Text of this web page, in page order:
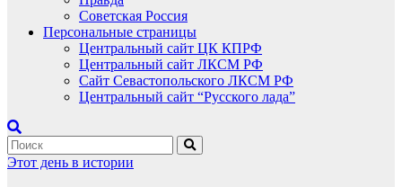
Советская Россия
Персональные страницы
Центральный сайт ЦК КПРФ
Центральный сайт ЛКСМ РФ
Сайт Севастопольского ЛКСМ РФ
Центральный сайт “Русского лада”
Этот день в истории